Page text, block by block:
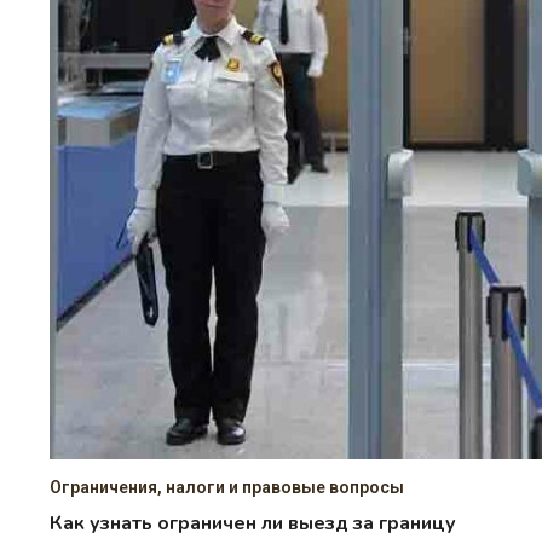
Ограничения, налоги и правовые вопросы
Как узнать ограничен ли выезд за границу